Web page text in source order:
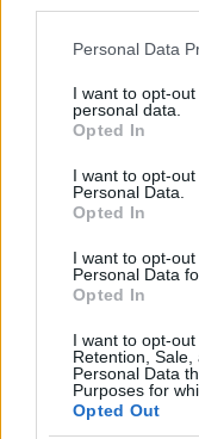
Please note that
not limited to your
grant or deny
use your data for
consent section.
Personal Data
I want to opt-
personal data.
Opted In
I want to opt-
Personal Data.
Opted In
I want to opt-
Personal Data
Opted In
I want to opt-out
Retention,
Personal Data
Purposes for
Opted Out
Στουτγκάρδη του